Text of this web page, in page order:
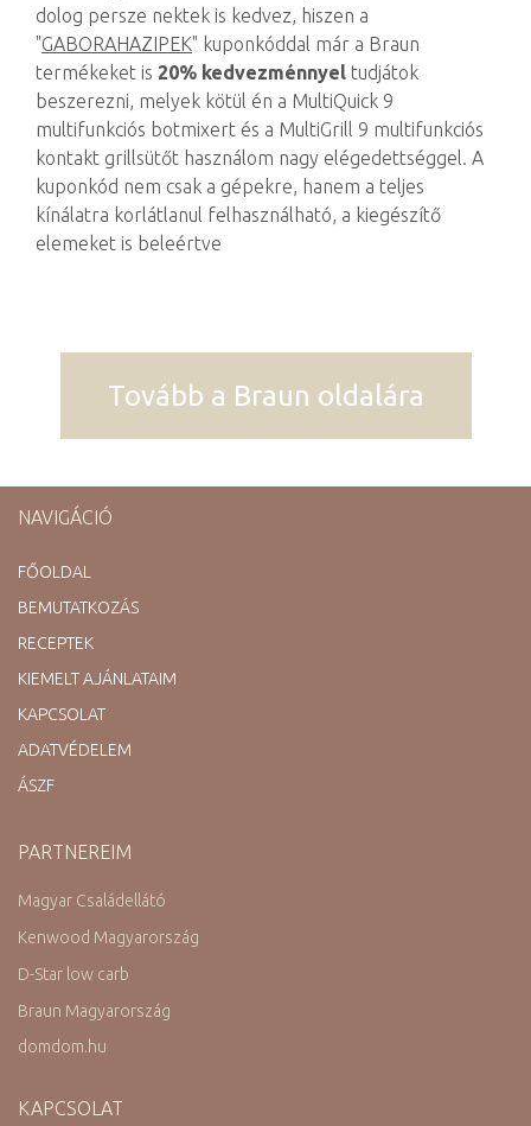
dolog persze nektek is kedvez, hiszen a
"GABORAHAZIPEK" kuponkóddal már a Braun
termékeket is 20% kedvezménnyel tudjátok
beszerezni, melyek kötül én a MultiQuick 9
multifunkciós botmixert és a MultiGrill 9 multifunkciós
kontakt grillsütőt használom nagy elégedettséggel. A
kuponkód nem csak a gépekre, hanem a teljes
kínálatra korlátlanul felhasználható, a kiegészítő
elemeket is beleértve
Tovább a Braun oldalára
NAVIGÁCIÓ
FŐOLDAL
BEMUTATKOZÁS
RECEPTEK
KIEMELT AJÁNLATAIM
KAPCSOLAT
ADATVÉDELEM
ÁSZF
PARTNEREIM
Magyar Családellátó
Kenwood Magyarország
D-Star low carb
Braun Magyarország
domdom.hu
KAPCSOLAT